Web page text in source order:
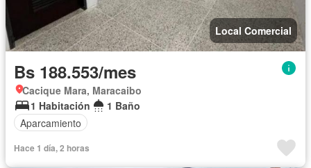
Local Comercial
Bs 188.553/mes
Cacique Mara, Maracaibo
1 Habitación
1 Baño
Aparcamiento
Hace 1 día, 2 horas